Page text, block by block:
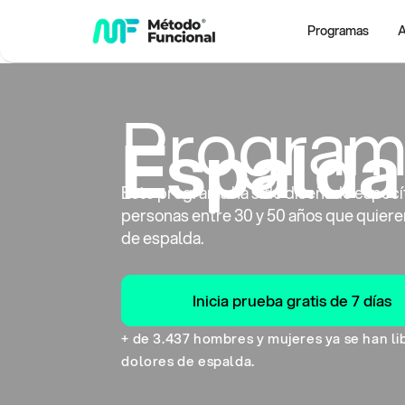
Programas
Espalda
Este programa ha sido diseñado
personas entre 30 y 50 años que
de espalda.
Inicia prueba gratis de 7 días
+ de 3.437 hombres y mujeres ya se han
dolores de espalda.